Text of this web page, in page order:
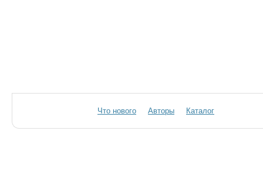
Что нового Авторы Каталог